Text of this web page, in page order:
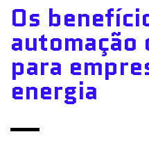
Os
automação
para
energia